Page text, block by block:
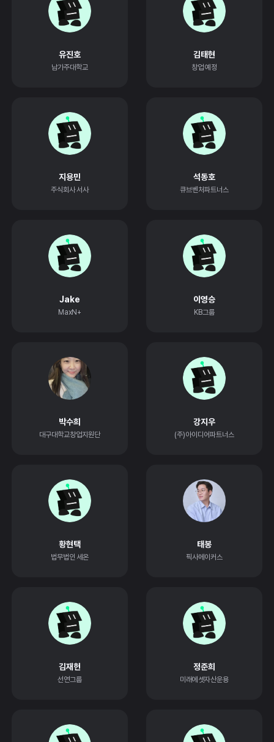
유진호
남가주대학교
김태현
창업 예정
지용민
주식회사 서사
석동호
큐브벤처파트너스
Jake
MaxN+
이영승
KB그룹
박수희
대구대학교창업지원단
강지우
(주)아이디어파트너스
황현택
법무법인 세온
태봉
픽사메이커스
김재헌
선연그룹
정준희
미래에셋자산운용